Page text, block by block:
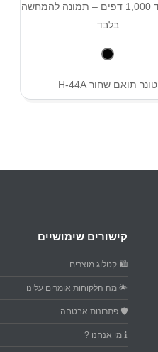
טונר תואם שחור H-44A
קישורים שימושיים
🛍️ קטלוג מוצרים
🌟 מה הלקוחות אומרים עלינו
🛡️ פתרונות אבטחה
ℹ️ מי אנחנו ?